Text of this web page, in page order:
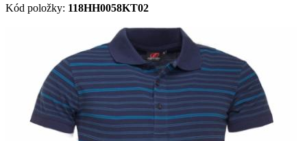
Kód položky: 118HH0058KT02